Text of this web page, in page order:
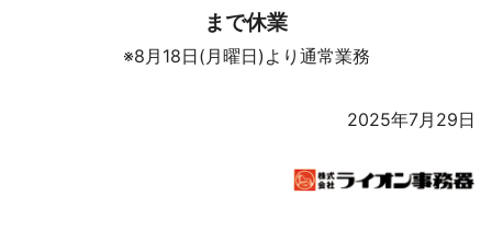
まで休業
※8月18日(月曜日)より通常業務
2025年7月29日